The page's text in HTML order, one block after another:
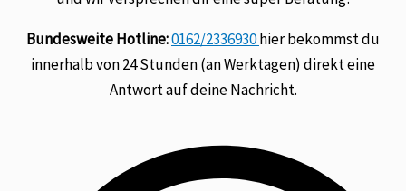
Bundesweite Hotline:0162/2336930hier bekommst du
innerhalb von 24 Stunden (an Werktagen) direkt eine
Antwort auf deine Nachricht.